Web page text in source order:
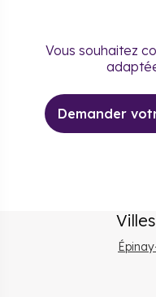
Vous souhaitez
Demander